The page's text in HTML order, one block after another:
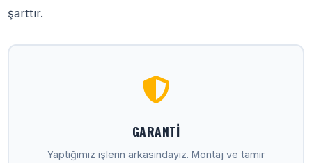
şarttır.
GARANTI
Yaptığımız işlerin arkasındayız. Montaj ve tamir